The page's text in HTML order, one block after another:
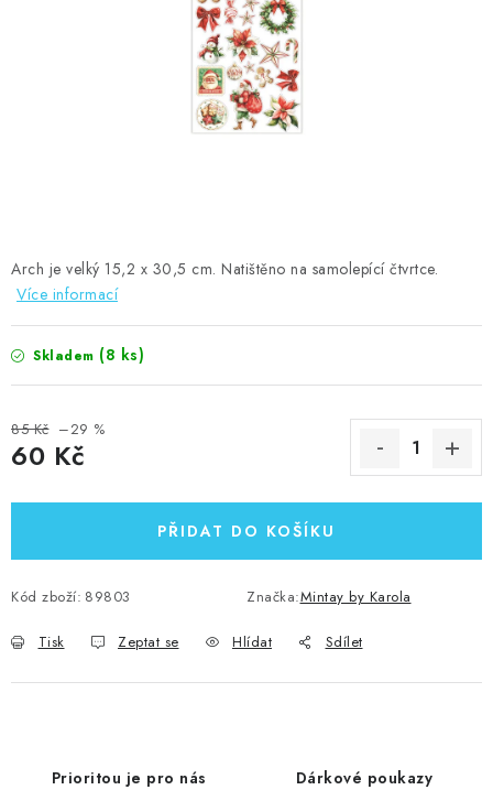
Moje objednávka
Arch je velký 15,2 x 30,5 cm. Natištěno na samolepící čtvrtce.
Více informací
Skladem (8 ks)
85 Kč –29 %
60 Kč
PŘIDAT DO KOŠÍKU
Kód zboží: 89803 Značka:Mintay by Karola
Tisk Zeptat se Hlídat Sdílet
Prioritou je pro nás Dárkové poukazy